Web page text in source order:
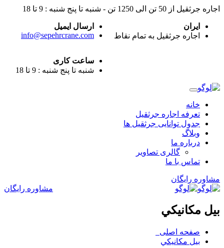
اجاره جرثقیل از 50 تن الی 1250 تن - شنبه تا پنج شنبه : 9 تا 18
ایران
اجاره جرثقیل به تمام نقاط
ارسال ایمیل
info@sepehrcrane.com
ساعت کاری
شنبه تا پنج شنبه : 9 تا 18
خانه
تعرفه اجاره جرثقیل
جدول توانایی جرثقیل ها
وبلاگ
درباره ما
گالری تصاویر
تماس با ما
مشاوره رایگان
مشاوره رایگان
بيل مكانيكي
صفحه اصلی
بيل مكانيكي